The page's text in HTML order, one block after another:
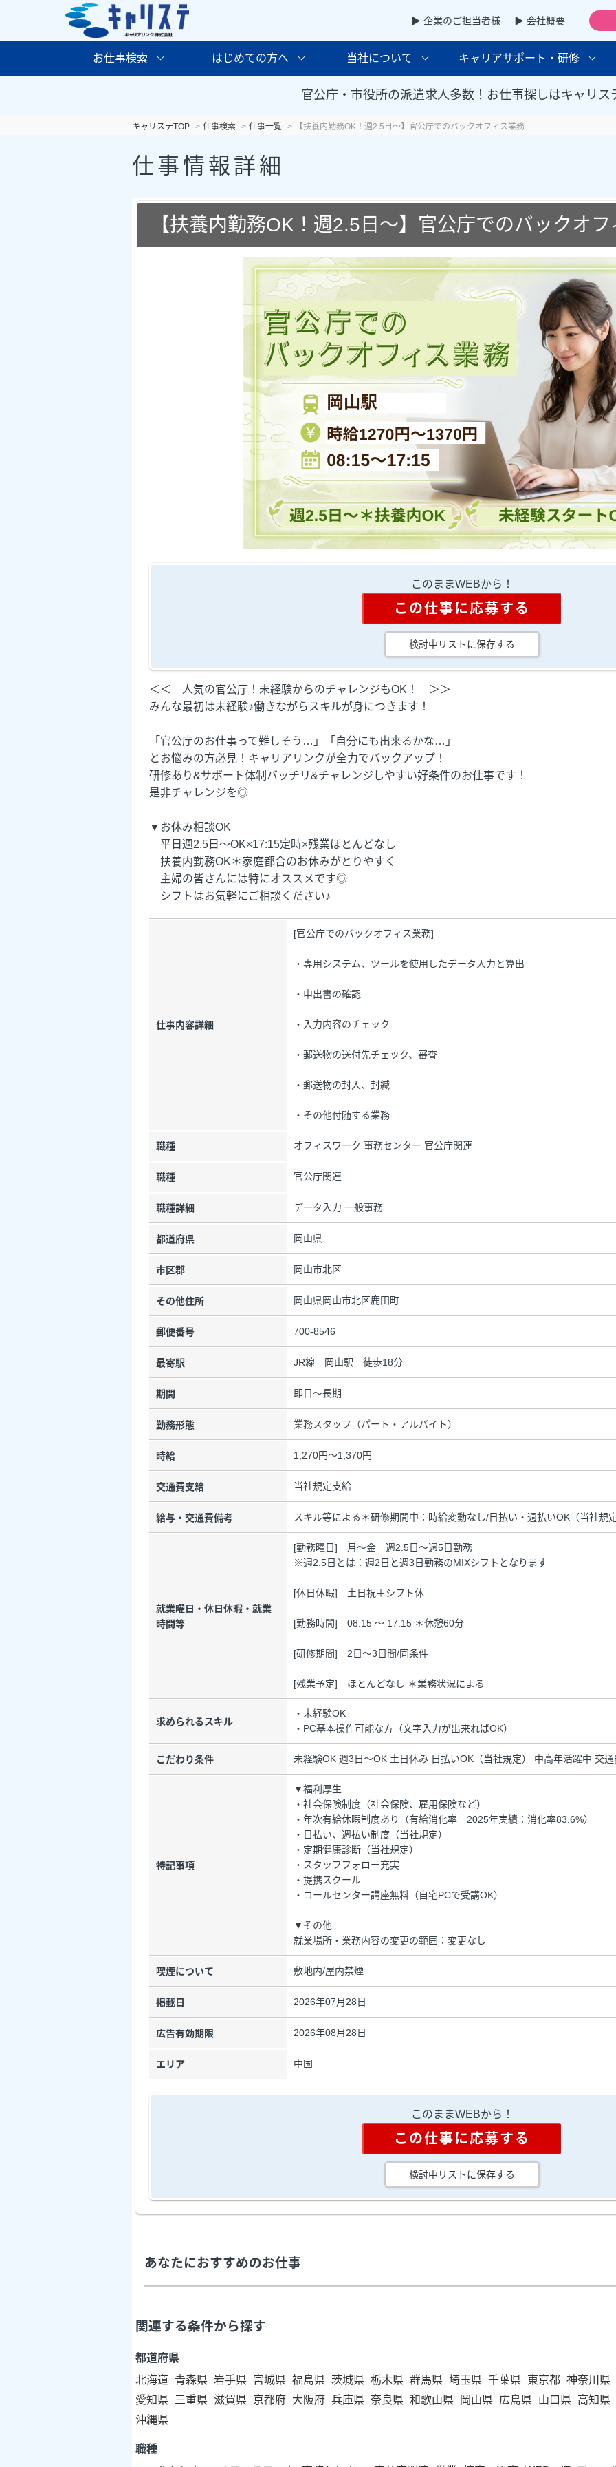
▶ 企業のご担当者様 ▶ 会社概要
お仕事検索 はじめての方へ 当社について キャリアサポート・研修
官公庁・市役所の派遣求人多数！お仕事探しはキャリス
キャリステTOP 仕事検索 仕事一覧 【扶養内勤務OK！週2.5日～】官公庁でのバックオフィス業務
仕事情報詳細
【扶養内勤務OK！週2.5日～】官公庁でのバックオ
このままWEBから！
この仕事に応募する
検討中リストに保存する
＜＜ 人気の官公庁！未経験からのチャレンジもOK！ ＞＞
みんな最初は未経験♪働きながらスキルが身につきます！
「官公庁のお仕事って難しそう…」「自分にも出来るかな…」
とお悩みの方必見！キャリアリンクが全力でバックアップ！
研修あり&サポート体制バッチリ&チャレンジしやすい好条件のお仕事です！
是非チャレンジを◎
▼お休み相談OK
平日週2.5日～OK×17:15定時×残業ほとんどなし
扶養内勤務OK＊家庭都合のお休みがとりやすく
主婦の皆さんには特にオススメです◎
シフトはお気軽にご相談ください♪
仕事内容詳細
[官公庁でのバックオフィス業務]
・専用システム、ツールを使用したデータ入力と算出
・申出書の確認
・入力内容のチェック
・郵送物の送付先チェック、審査
・郵送物の封入、封緘
・その他付随する業務
職種 オフィスワーク 事務センター 官公庁関連
職種 官公庁関連
職種詳細 データ入力 一般事務
都道府県 岡山県
市区郡 岡山市北区
その他住所 岡山県岡山市北区鹿田町
郵便番号 700-8546
最寄駅 JR線 岡山駅 徒歩18分
期間 即日～長期
勤務形態 業務スタッフ（パート・アルバイト）
時給 1,270円～1,370円
交通費支給 当社規定支給
給与・交通費備考 スキル等による＊研修期間中：時給変動なし/日払い・週払いOK（当社規
就業曜日・休日休暇・就業
時間等
[勤務曜日] 月～金 週2.5日～週5日勤務
※週2.5日とは：週2日と週3日勤務のMIXシフトとなります
[休日休暇] 土日祝＋シフト休
[勤務時間] 08:15 ～ 17:15 ＊休憩60分
[研修期間] 2日～3日間/同条件
[残業予定] ほとんどなし ＊業務状況による
求められるスキル
・未経験OK
・PC基本操作可能な方（文字入力が出来ればOK）
こだわり条件 未経験OK 週3日～OK 土日休み 日払いOK（当社規定） 中高年活躍中 交
特記事項
▼福利厚生
・社会保険制度（社会保険、雇用保険など）
・年次有給休暇制度あり（有給消化率 2025年実績：消化率83.6%）
・日払い、週払い制度（当社規定）
・定期健康診断（当社規定）
・スタッフフォロー充実
・提携スクール
・コールセンター講座無料（自宅PCで受講OK）
▼その他
就業場所・業務内容の変更の範囲：変更なし
喫煙について 敷地内/屋内禁煙
掲載日 2026年07月28日
広告有効期限 2026年08月28日
エリア 中国
このままWEBから！
この仕事に応募する
検討中リストに保存する
あなたにおすすめのお仕事
関連する条件から探す
都道府県
北海道 青森県 岩手県 宮城県 福島県 茨城県 栃木県 群馬県 埼玉県 千葉県 東京都 神奈川県
愛知県
三重県 滋賀県 京都府 大阪府 兵庫県 奈良県 和歌山県 岡山県 広島県 山口県 高知県
沖縄県
職種